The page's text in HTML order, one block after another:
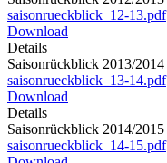
saisonrueckblick_12-13.pdf
Download
Details
Saisonrückblick 2013/2014
saisonrueckblick_13-14.pdf
Download
Details
Saisonrückblick 2014/2015
saisonrueckblick_14-15.pdf